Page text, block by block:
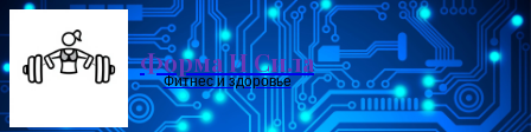
Menu
Форма И Сила
Фитнес и здоровье